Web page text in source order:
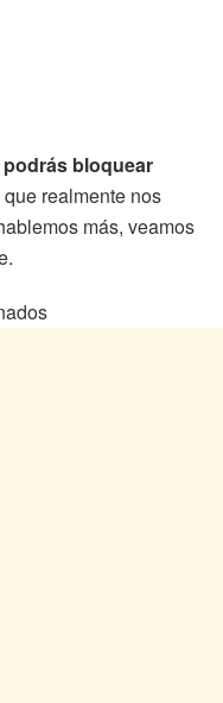
bloquear
realmente nos
más, veamos